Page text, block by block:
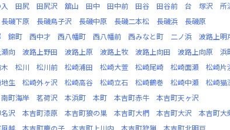
田尻 田尻沢 舘山 田中 田中前 田谷 田谷前 台 塚沢
所
長磯下原 長磯鳥子沢 長磯中原 長磯二本松 長磯浜
長磯原
錦町 西中才 西八幡町 西八幡前 西みなと町 二ノ浜
波路上明
向 波路上野田 波路上原 波路上牧 波路上向田 波路上向原
浜
松川 松川前 松崎浦田 松崎大萱 松崎尾崎 松崎面瀬
松崎片
生 松崎外ヶ沢 松崎高谷 松崎立石 松崎鶴巻 松崎中瀬
松崎猫
南町海岸 茗荷沢 本浜町 本町 本吉町赤牛
本吉町天ヶ沢
沢 本吉町漆原 本吉町狼の巣 本吉町大椚 本吉町大沢
本吉町大
越 本吉町鹿の子 本吉町上川内 本吉町狩猟
本吉町北明戸